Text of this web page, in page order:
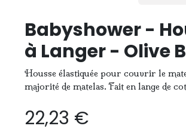
Babyshower -
à Langer - Olive
Housse élastiquée pour couvrir le
majorité de matelas. Fait en lange de
22,23 €